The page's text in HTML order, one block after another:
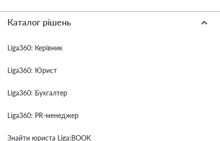
Каталог рішень
Liga360: Керівник
Liga360: Юрист
Liga360: Бухгалтер
Liga360: PR-менеджер
Знайти юриста Liga:BOOK